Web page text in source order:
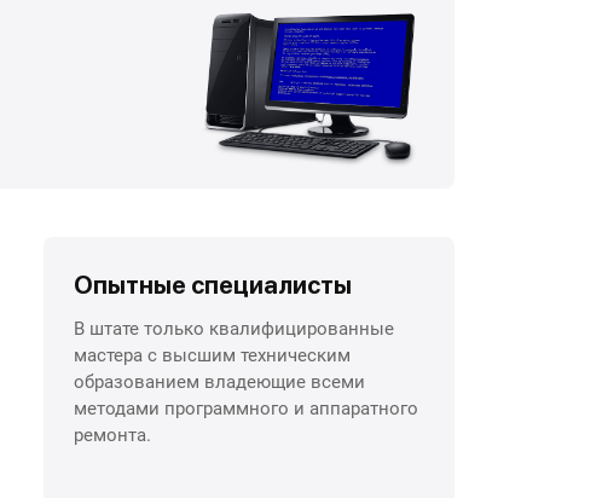
Опытные специалисты
В штате только квалифицированные
мастера с высшим техническим
образованием владеющие всеми
методами программного и аппаратного
ремонта.